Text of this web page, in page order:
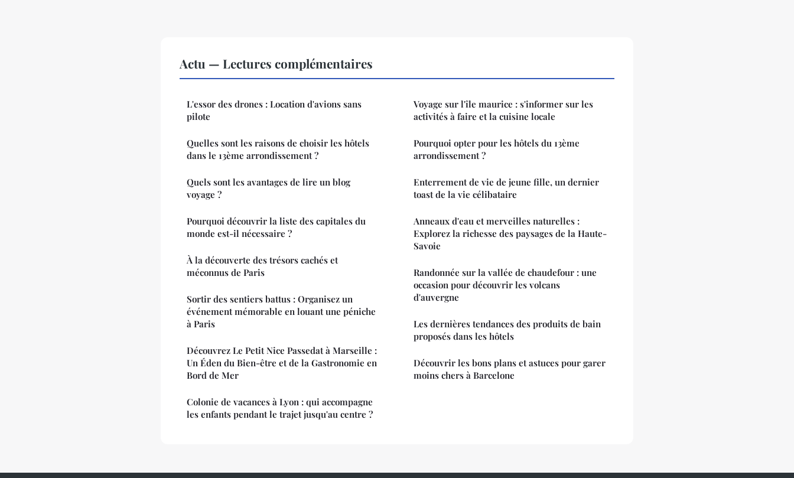
Actu — Lectures complémentaires
L'essor des drones : Location d'avions sans
pilote
Quelles sont les raisons de choisir les hôtels
dans le 13ème arrondissement ?
Quels sont les avantages de lire un blog
voyage ?
Pourquoi découvrir la liste des capitales du
monde est-il nécessaire ?
À la découverte des trésors cachés et
méconnus de Paris
Sortir des sentiers battus : Organisez un
événement mémorable en louant une péniche
à Paris
Découvrez Le Petit Nice Passedat à Marseille :
Un Éden du Bien-être et de la Gastronomie en
Bord de Mer
Colonie de vacances à Lyon : qui accompagne
les enfants pendant le trajet jusqu'au centre ?
Voyage sur l'île maurice : s'informer sur les
activités à faire et la cuisine locale
Pourquoi opter pour les hôtels du 13ème
arrondissement ?
Enterrement de vie de jeune fille, un dernier
toast de la vie célibataire
Anneaux d'eau et merveilles naturelles :
Explorez la richesse des paysages de la Haute-
Savoie
Randonnée sur la vallée de chaudefour : une
occasion pour découvrir les volcans
d'auvergne
Les dernières tendances des produits de bain
proposés dans les hôtels
Découvrir les bons plans et astuces pour garer
moins chers à Barcelone